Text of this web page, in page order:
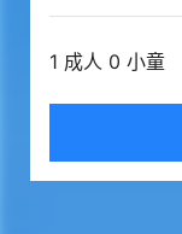
1 成人 0 小童